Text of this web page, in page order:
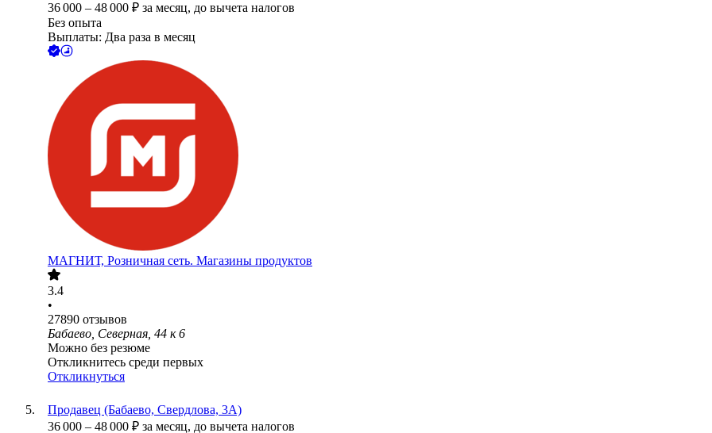
36 000 – 48 000 ₽ за месяц, до вычета налогов
Без опыта
Выплаты: Два раза в месяц
МАГНИТ, Розничная сеть. Магазины продуктов
3.4
•
27890 отзывов
Бабаево, Северная, 44 к 6
Можно без резюме
Откликнитесь среди первых
Откликнуться
Продавец (Бабаево, Свердлова, 3А)
36 000 – 48 000 ₽ за месяц, до вычета налогов